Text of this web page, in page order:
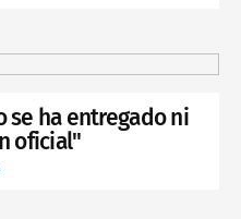
se ha entregado ni
oficial"